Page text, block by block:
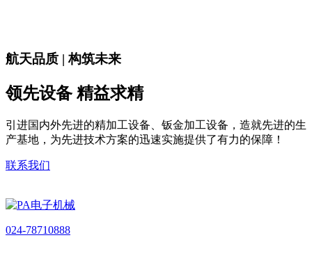
航天品质 | 构筑未来
领先设备 精益求精
引进国内外先进的精加工设备、钣金加工设备，造就先进的生
产基地，为先进技术方案的迅速实施提供了有力的保障！
联系我们
024-78710888